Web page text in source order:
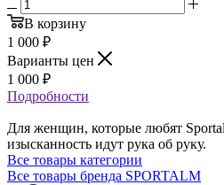
В корзину
1 000 ₽
Варианты цен
1 000 ₽
Подробности
Для женщин, которые любят
изысканность идут рука об руку.
Все товары категории
Все товары бренда SPORTALM